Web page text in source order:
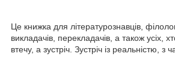
Це книжка для літературознавців,
викладачів, перекладачів, а також усіх,
втечу, а зустріч. Зустріч із реальністю, з